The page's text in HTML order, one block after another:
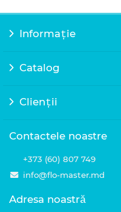
Informație
Catalog
Clienții
Contactele noastre
+373 (60) 807 749
info@flo-master.md
Adresa noastră